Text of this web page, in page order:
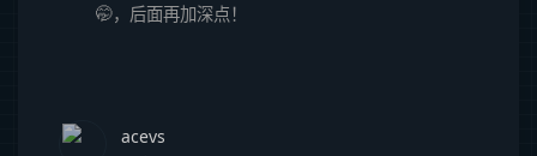
🤭，后面再加深点！
acevs